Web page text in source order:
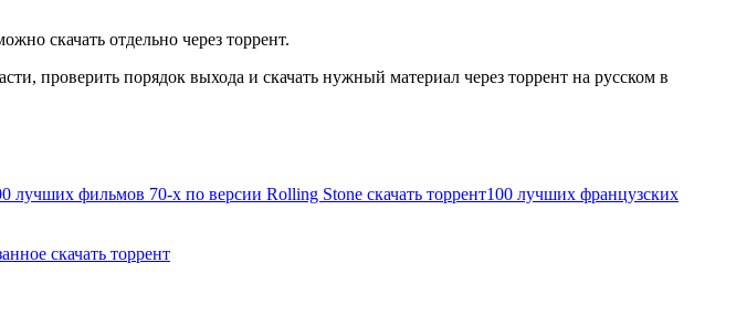
скачать отдельно через торрент.
проверить порядок выхода и скачать нужный материал через торрент на русском в
лучших фильмов 70-х по версии Rolling Stone скачать торрент100 лучших французских
скачать торрент